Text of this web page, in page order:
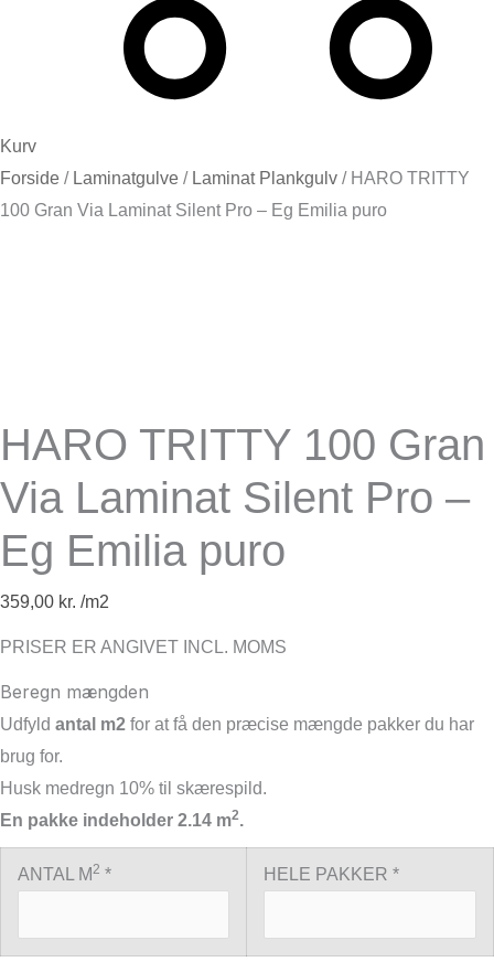
Kurv
Forside / Laminatgulve / Laminat Plankgulv / HARO TRITTY
100 Gran Via Laminat Silent Pro – Eg Emilia puro
HARO TRITTY 100 Gran
Via Laminat Silent Pro –
Eg Emilia puro
359,00 kr.
PRISER ER ANGIVET INCL. MOMS
Beregn mængden
Udfyld antal m2 for at få den præcise mængde pakker du har
brug for.
Husk medregn 10% til skærespild.
En pakke indeholder 2.14 m2.
ANTAL M2 * HELE PAKKER *